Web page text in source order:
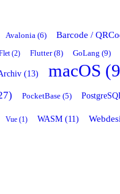
Avalonia (6) Barcode /
(2) Flutter (8) GoLang (9)
(13) macOS
PocketBase (5)
Vue (1) WASM (11)